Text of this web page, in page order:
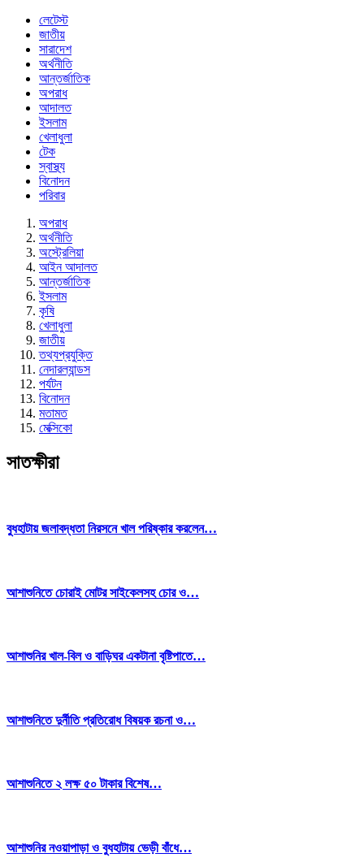
লেটেস্ট
জাতীয়
সারাদেশ
অর্থনীতি
আন্তর্জাতিক
অপরাধ
আদালত
ইসলাম
খেলাধুলা
টেক
স্বাস্থ্য
বিনোদন
পরিবার
অপরাধ
অর্থনীতি
অস্ট্রেলিয়া
আইন আদালত
আন্তর্জাতিক
ইসলাম
কৃষি
খেলাধুলা
জাতীয়
তথ্যপ্রযুক্তি
নেদারল্যান্ডস
পর্যটন
বিনোদন
মতামত
মেক্সিকো
সাতক্ষীরা
বুধহাটায় জলাবদ্ধতা নিরসনে খাল পরিষ্কার করলেন…
আশাশুনিতে চোরাই মোটর সাইকেলসহ চোর ও…
আশাশুনির খাল-বিল ও বাড়িঘর একটানা বৃষ্টিপাতে…
আশাশুনিতে দুর্নীতি প্রতিরোধ বিষয়ক রচনা ও…
আশাশুনিতে ২ লক্ষ ৫০ টাকার বিশেষ…
আশাশুনির নওয়াপাড়া ও বুধহাটায় ভেড়ী বাঁধে…